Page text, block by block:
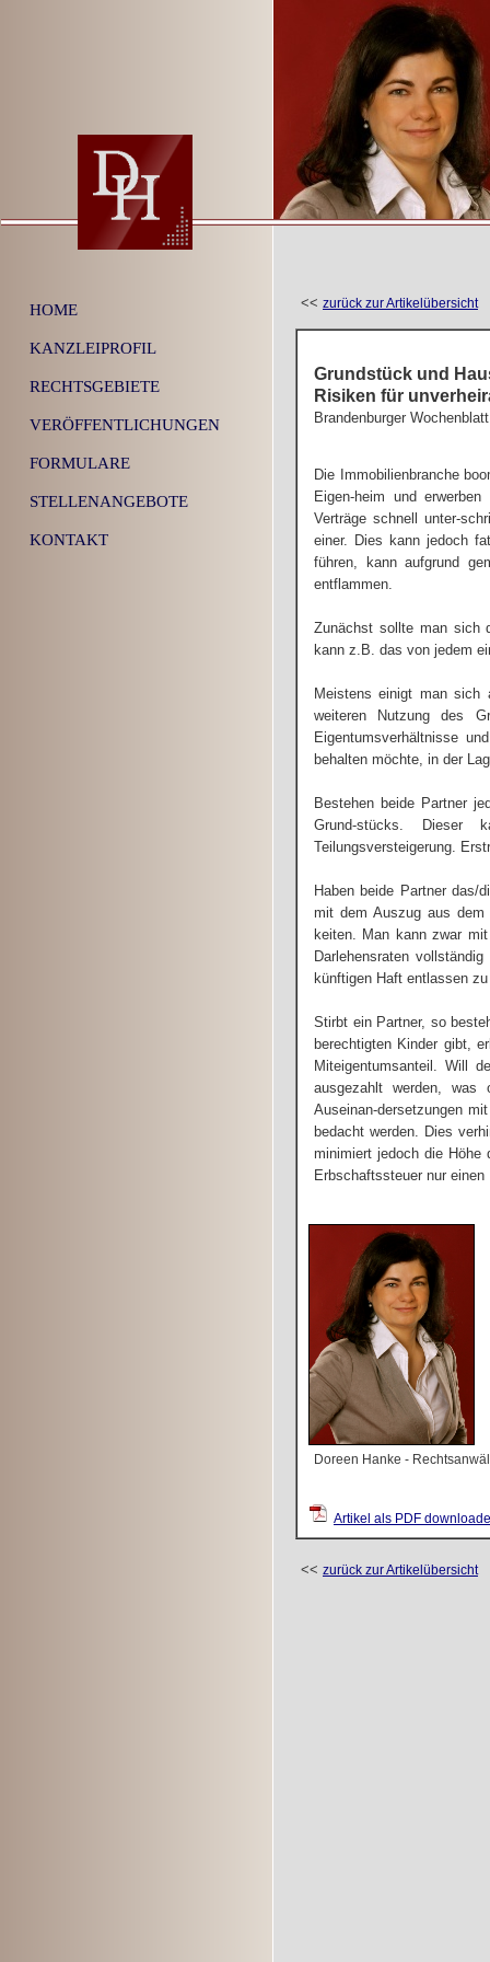
HOME
KANZLEIPROFIL
RECHTSGEBIETE
VERÖFFENTLICHUNGEN
FORMULARE
STELLENANGEBOTE
KONTAKT
<< zurück zur Artikelübersicht
Grundstück und
Risiken für
Brandenburger
Die Immobilienbranche
Eigen-heim und
Verträge schnell unter-
einer. Dies kann jedoch
führen, kann aufgrund
entflammen.
Zunächst sollte man sich
kann z.B. das von jedem
Meistens einigt man sich
weiteren Nutzung des
Eigentumsverhältnisse
behalten möchte, in der
Bestehen beide Partner
Grund-stücks. Dieser
Teilungsversteigerung.
Haben beide Partner das/
mit dem Auszug aus dem
keiten. Man kann zwar
Darlehensraten
künftigen Haft entlassen
Stirbt ein Partner, so
berechtigten Kinder gibt,
Miteigentumsanteil. Will
ausgezahlt werden, was
Auseinan-dersetzungen
bedacht werden. Dies
minimiert jedoch die Höhe
Erbschaftssteuer nur
Doreen Hanke -
Artikel als PDF
<< zurück zur Artikelübersicht